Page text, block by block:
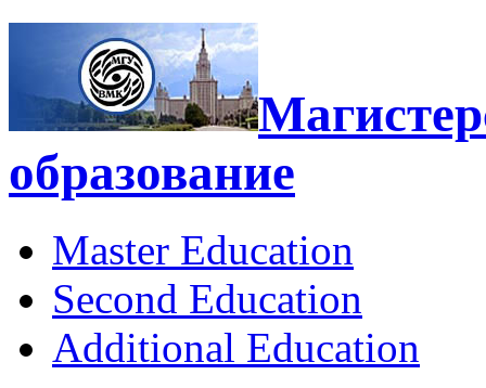
образование
Master Education
Second Education
Additional Education